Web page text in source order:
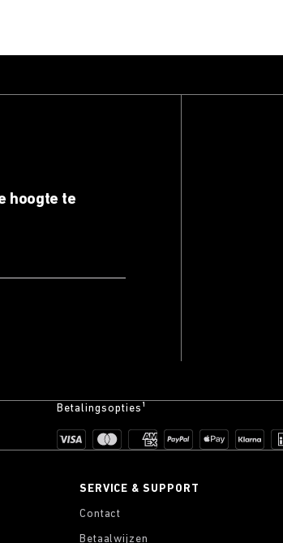
hoogte te
Betalingsopties¹
SERVICE & SUPPORT
Contact
Betaalwijzen